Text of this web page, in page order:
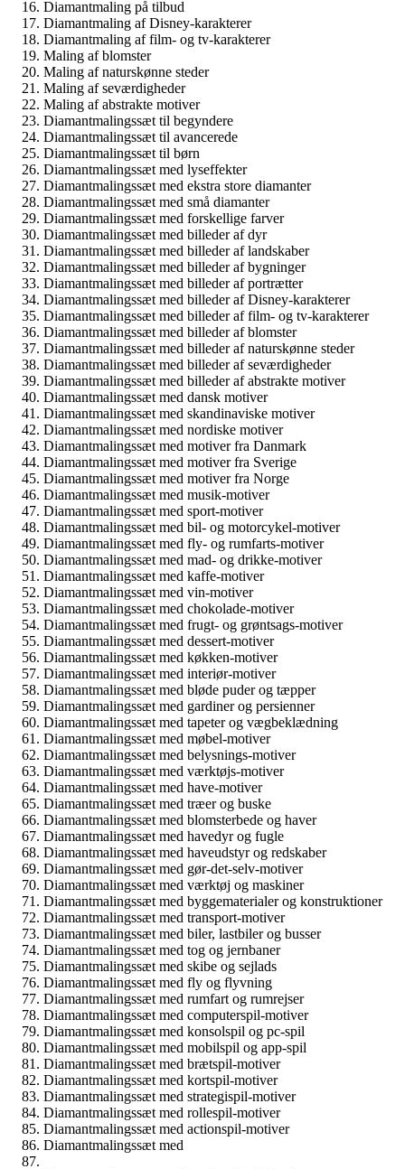
Diamantmaling på tilbud
Diamantmaling af Disney-karakterer
Diamantmaling af film- og tv-karakterer
Maling af blomster
Maling af naturskønne steder
Maling af seværdigheder
Maling af abstrakte motiver
Diamantmalingssæt til begyndere
Diamantmalingssæt til avancerede
Diamantmalingssæt til børn
Diamantmalingssæt med lyseffekter
Diamantmalingssæt med ekstra store diamanter
Diamantmalingssæt med små diamanter
Diamantmalingssæt med forskellige farver
Diamantmalingssæt med billeder af dyr
Diamantmalingssæt med billeder af landskaber
Diamantmalingssæt med billeder af bygninger
Diamantmalingssæt med billeder af portrætter
Diamantmalingssæt med billeder af Disney-karakterer
Diamantmalingssæt med billeder af film- og tv-karakterer
Diamantmalingssæt med billeder af blomster
Diamantmalingssæt med billeder af naturskønne steder
Diamantmalingssæt med billeder af seværdigheder
Diamantmalingssæt med billeder af abstrakte motiver
Diamantmalingssæt med dansk motiver
Diamantmalingssæt med skandinaviske motiver
Diamantmalingssæt med nordiske motiver
Diamantmalingssæt med motiver fra Danmark
Diamantmalingssæt med motiver fra Sverige
Diamantmalingssæt med motiver fra Norge
Diamantmalingssæt med musik-motiver
Diamantmalingssæt med sport-motiver
Diamantmalingssæt med bil- og motorcykel-motiver
Diamantmalingssæt med fly- og rumfarts-motiver
Diamantmalingssæt med mad- og drikke-motiver
Diamantmalingssæt med kaffe-motiver
Diamantmalingssæt med vin-motiver
Diamantmalingssæt med chokolade-motiver
Diamantmalingssæt med frugt- og grøntsags-motiver
Diamantmalingssæt med dessert-motiver
Diamantmalingssæt med køkken-motiver
Diamantmalingssæt med interiør-motiver
Diamantmalingssæt med bløde puder og tæpper
Diamantmalingssæt med gardiner og persienner
Diamantmalingssæt med tapeter og vægbeklædning
Diamantmalingssæt med møbel-motiver
Diamantmalingssæt med belysnings-motiver
Diamantmalingssæt med værktøjs-motiver
Diamantmalingssæt med have-motiver
Diamantmalingssæt med træer og buske
Diamantmalingssæt med blomsterbede og haver
Diamantmalingssæt med havedyr og fugle
Diamantmalingssæt med haveudstyr og redskaber
Diamantmalingssæt med gør-det-selv-motiver
Diamantmalingssæt med værktøj og maskiner
Diamantmalingssæt med byggematerialer og konstruktioner
Diamantmalingssæt med transport-motiver
Diamantmalingssæt med biler, lastbiler og busser
Diamantmalingssæt med tog og jernbaner
Diamantmalingssæt med skibe og sejlads
Diamantmalingssæt med fly og flyvning
Diamantmalingssæt med rumfart og rumrejser
Diamantmalingssæt med computerspil-motiver
Diamantmalingssæt med konsolspil og pc-spil
Diamantmalingssæt med mobilspil og app-spil
Diamantmalingssæt med brætspil-motiver
Diamantmalingssæt med kortspil-motiver
Diamantmalingssæt med strategispil-motiver
Diamantmalingssæt med rollespil-motiver
Diamantmalingssæt med actionspil-motiver
Diamantmalingssæt med